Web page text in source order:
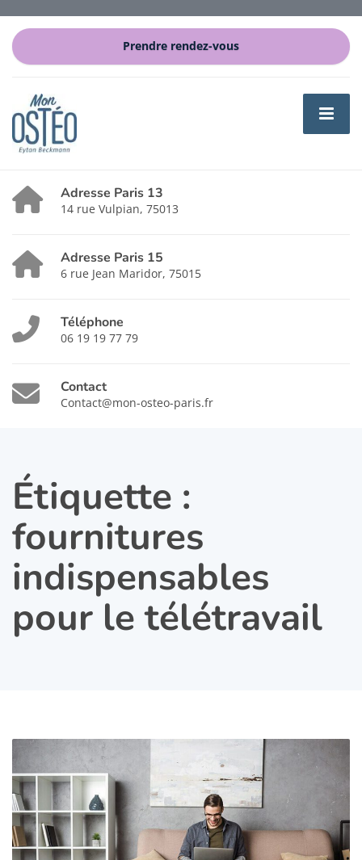
Prendre rendez-vous
Adresse Paris 13
14 rue Vulpian, 75013
Adresse Paris 15
6 rue Jean Maridor, 75015
Téléphone
06 19 19 77 79
Contact
Contact@mon-osteo-paris.fr
Étiquette :
fournitures
indispensables
pour le télétravail